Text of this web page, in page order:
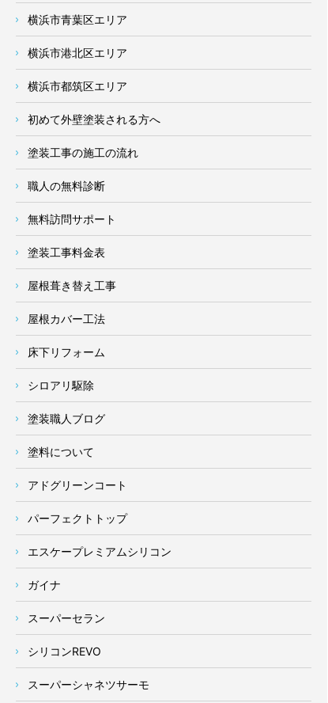
横浜市青葉区エリア
横浜市港北区エリア
横浜市都筑区エリア
初めて外壁塗装される方へ
塗装工事の施工の流れ
職人の無料診断
無料訪問サポート
塗装工事料金表
屋根葺き替え工事
屋根カバー工法
床下リフォーム
シロアリ駆除
塗装職人ブログ
塗料について
アドグリーンコート
パーフェクトトップ
エスケープレミアムシリコン
ガイナ
スーパーセラン
シリコンREVO
スーパーシャネツサーモ